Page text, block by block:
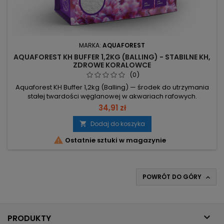
MARKA: AQUAFOREST
AQUAFOREST KH BUFFER 1,2KG (BALLING) - STABILNE KH,
ZDROWE KORALOWCE
(0)
Aquaforest KH Buffer 1,2kg (Balling) — środek do utrzymania
stałej twardości węglanowej w akwariach rafowych.
Rozpuścić 80 g w 1000 ml demineralizowanej wody;
stosować razem z Calcium, Magnesium oraz Reef Mineral
Salt Aquaforest. Opakowanie 1,2 kg — ilość surowca do
przygotowania buforu. Rozpuszczalność 80 g/1 l — prosta
receptura przygotowania...
34,91 zł
 Dodaj do koszyka
 Ostatnie sztuki w magazynie
POWRÓT DO GÓRY 
PRODUKTY 